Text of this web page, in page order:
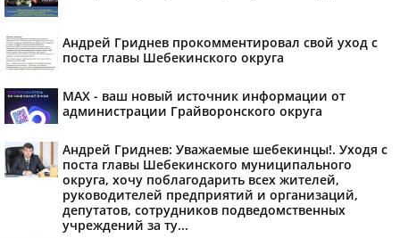
Андрей Гриднев прокомментировал свой уход с
поста главы Шебекинского округа
MAX - ваш новый источник информации от
администрации Грайворонского округа
Андрей Гриднев: Уважаемые шебекинцы!. Уходя с
поста главы Шебекинского муниципального
округа, хочу поблагодарить всех жителей,
руководителей предприятий и организаций,
депутатов, сотрудников подведомственных
учреждений за ту...